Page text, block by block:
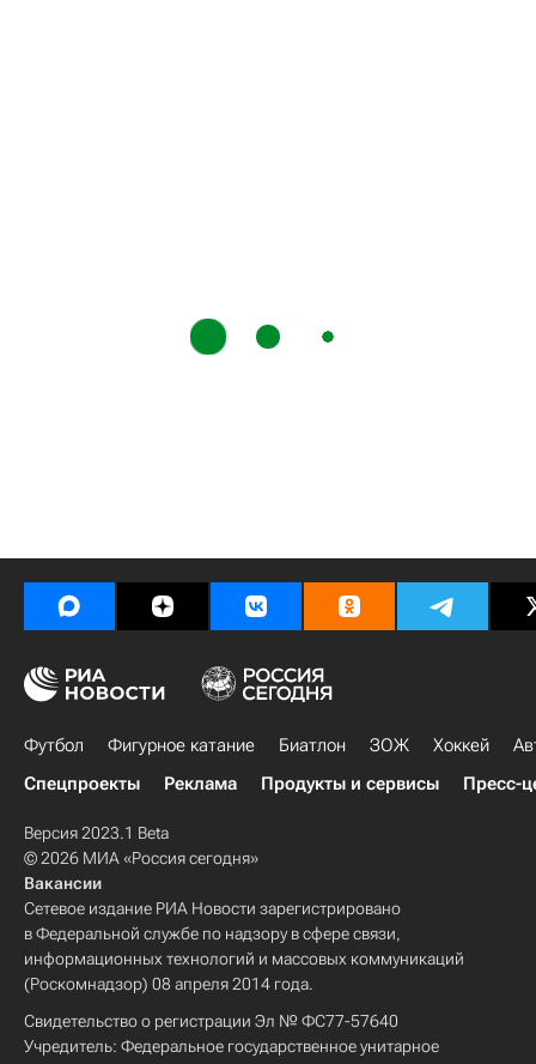
Футбол Фигурное катание Биатлон ЗОЖ Хоккей
Спецпроекты
Реклама Продукты и сервисы Пресс-
Версия 2023.1 Beta
© 2026 МИА «Россия сегодня»
Вакансии
Сетевое издание РИА Новости зарегистрировано
в Федеральной службе по надзору в сфере связи,
информационных технологий и массовых коммуникаций
(Роскомнадзор) 08 апреля 2014 года.
Свидетельство о регистрации Эл № ФС77-57640
Учредитель: Федеральное государственное унитарное